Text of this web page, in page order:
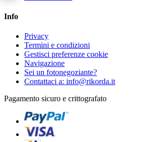
Info
Privacy
Termini e condizioni
Gestisci preferenze cookie
Navigazione
Sei un fotonegoziante?
Contattaci a: info@rikorda.it
Pagamento sicuro e crittografato